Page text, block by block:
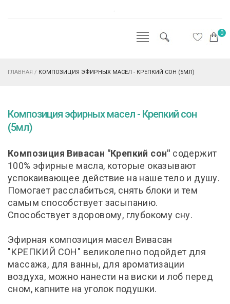
.
0
ГЛАВНАЯ / КОМПОЗИЦИЯ ЭФИРНЫХ МАСЕЛ - КРЕПКИЙ СОН (5МЛ)
Композиция эфирных масел - Крепкий сон
(5мл)
Композиция Вивасан "Крепкий сон" содержит
100% эфирные масла, которые оказывают
успокаивающее действие на наше тело и душу.
Помогает расслабиться, снять блоки и тем
самым способствует засыпанию.
Способствует здоровому, глубокому сну.
Эфирная композиция масел Вивасан
"КРЕПКИЙ СОН" великолепно подойдет для
массажа, для ванны, для ароматизации
воздуха, можно нанести на виски и лоб перед
сном, капните на уголок подушки.